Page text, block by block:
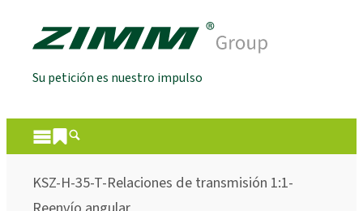
Su petición es nuestro impulso
KSZ-H-35-T-Relaciones de transmisión 1:1-